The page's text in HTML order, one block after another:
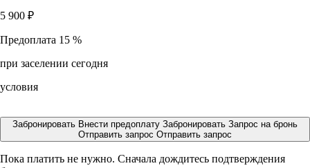
5 900 ₽
Предоплата 15 %
при заселении сегодня
условия
Забронировать Внести предоплату Забронировать Запрос на бронь
Отправить запрос Отправить запрос
Пока платить не нужно. Сначала дождитесь подтверждения